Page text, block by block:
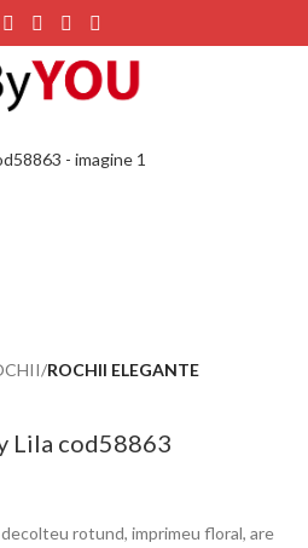
ROCHII ELEGANTE
Lila cod58863
rotund, imprimeu floral, are